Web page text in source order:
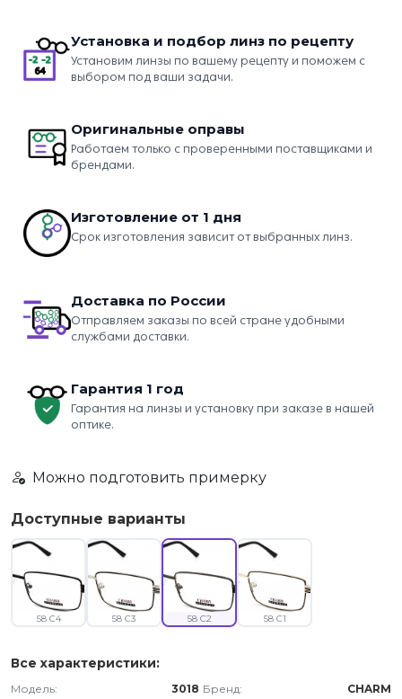
Установка и подбор линз по рецепту
Установим линзы по вашему рецепту и поможем с
выбором под ваши задачи.
Оригинальные оправы
Работаем только с проверенными поставщиками и
брендами.
Изготовление от 1 дня
Срок изготовления зависит от выбранных линз.
Доставка по России
Отправляем заказы по всей стране удобными
службами доставки.
Гарантия 1 год
Гарантия на линзы и установку при заказе в нашей
оптике.
Можно подготовить примерку
Доступные варианты
58 C4 58 C3 58 C2 58 C1
Все характеристики:
Модель: 3018 Бренд: CHARM